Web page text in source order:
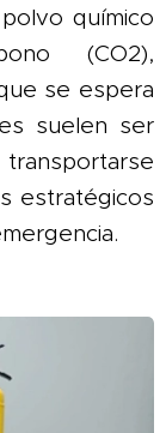
químico
(CO2),
se espera
suelen ser
estratégicos